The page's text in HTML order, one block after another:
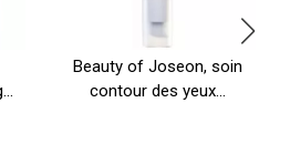
Beauty of Joseon, soin
contour des yeux...